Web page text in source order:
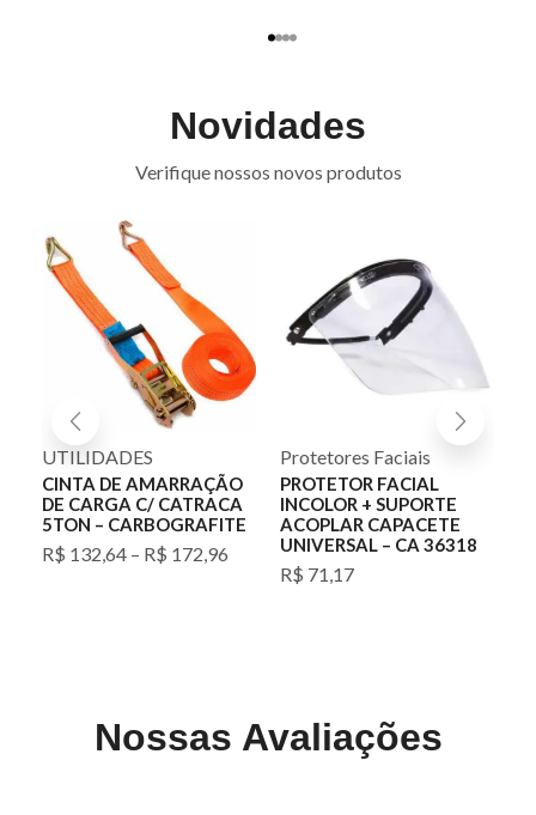
Novidades
Verifique nossos novos produtos
UTILIDADES
CINTA DE AMARRAÇÃO
DE CARGA C/ CATRACA
5TON – CARBOGRAFITE
R$ 132,64 – R$ 172,96
Protetores Faciais
PROTETOR FACIAL
INCOLOR + SUPORTE
ACOPLAR CAPACETE
UNIVERSAL – CA 36318
R$ 71,17
Nossas Avaliações